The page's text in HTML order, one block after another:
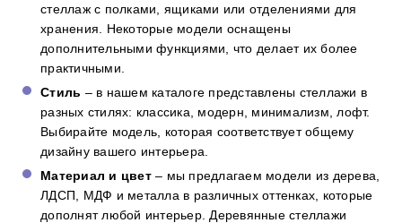
стеллаж с полками, ящиками или отделениями для
хранения. Некоторые модели оснащены
дополнительными функциями, что делает их более
практичными.
Стиль – в нашем каталоге представлены стеллажи в
разных стилях: классика, модерн, минимализм, лофт.
Выбирайте модель, которая соответствует общему
дизайну вашего интерьера.
Материал и цвет– мы предлагаем модели из дерева,
ЛДСП, МДФ и металла в различных оттенках, которые
дополнят любой интерьер. Деревянные стеллажи